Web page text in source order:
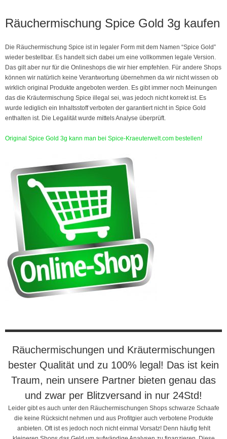
Räuchermischung Spice Gold 3g kaufen
Die Räuchermischung Spice ist in legaler Form mit dem Namen “Spice Gold”
wieder bestellbar. Es handelt sich dabei um eine vollkommen legale Version.
Das gilt aber nur für die Onlineshops die wir hier empfehlen. Für andere Shops
können wir natürlich keine Verantwortung übernehmen da wir nicht wissen ob
wirklich original Produkte angeboten werden. Es gibt immer noch Meinungen
das die Kräutermischung Spice illegal sei, was jedoch nicht korrekt ist. Es
wurde lediglich ein Inhaltsstoff verboten der garantiert nicht in Spice Gold
enthalten ist. Die Legalität wurde mittels Analyse überprüft.
Original Spice Gold 3g kann man bei Spice-Kraeuterwelt.com bestellen!
Räuchermischungen und Kräutermischungen
bester Qualität und zu 100% legal! Das ist kein
Traum, nein unsere Partner bieten genau das
und zwar per Blitzversand in nur 24Std!
Leider gibt es auch unter den Räuchermischungen Shops schwarze Schaafe
die keine Rücksicht nehmen und aus Profitgier auch verbotene Produkte
anbieten. Oft ist es jedoch noch nicht einmal Vorsatz! Denn häufig fehlt